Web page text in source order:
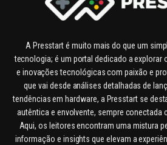
A Presstart é muito mais do que um
tecnologia; é um portal dedicado a explorar
e inovações tecnológicas com paixão e
que vai desde análises detalhadas de
tendências em hardware, a Presstart se
autêntica e envolvente, sempre conectada
Aqui, os leitores encontram uma mistura
informação e insights que elevam a